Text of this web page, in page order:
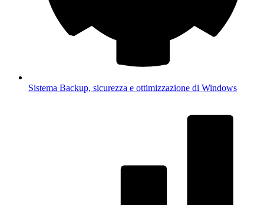
Sistema Backup, sicurezza e ottimizzazione di Windows